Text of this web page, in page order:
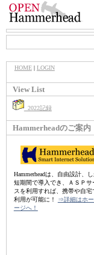
HOME| LOGIN
View List
2022記録
Hammerheadのご案内
Hammerheadは、自由設計、
短期間で導入でき、ＡＳＰサ
スを利用すれば、携帯や自宅
利用が可能に！
⇒詳細はホ
ージへ！